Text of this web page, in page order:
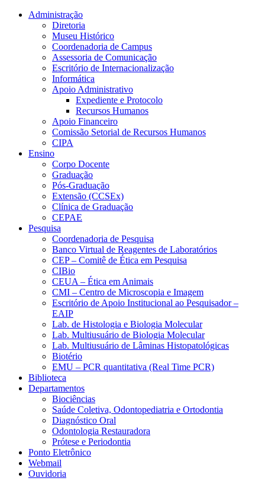
Conteúdo principal Menu principal
Administração
Diretoria
Museu Histórico
Coordenadoria de Campus
Assessoria de Comunicação
Escritório de Internacionalização
Informática
Apoio Administrativo
Expediente e Protocolo
Recursos Humanos
Apoio Financeiro
Comissão Setorial de Recursos Humanos
CIPA
Ensino
Corpo Docente
Graduação
Pós-Graduação
Extensão (CCSEx)
Clínica de Graduação
CEPAE
Pesquisa
Coordenadoria de Pesquisa
Banco Virtual de Reagentes de Laboratórios
CEP – Comitê de Ética em Pesquisa
CIBio
CEUA – Ética em Animais
CMI – Centro de Microscopia e Imagem
Escritório de Apoio Institucional ao Pesquisador –
EAIP
Lab. de Histologia e Biologia Molecular
Lab. Multiusuário de Biologia Molecular
Lab. Multiusuário de Lâminas Histopatológicas
Biotério
EMU – PCR quantitativa (Real Time PCR)
Biblioteca
Departamentos
Biociências
Saúde Coletiva, Odontopediatria e Ortodontia
Diagnóstico Oral
Odontologia Restauradora
Prótese e Periodontia
Ponto Eletrônico
Webmail
Ouvidoria